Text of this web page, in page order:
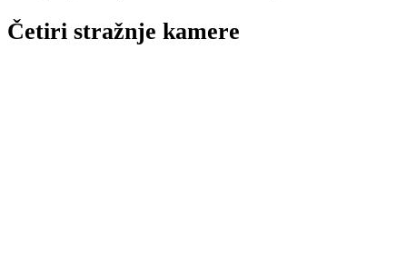
Četiri stražnje kamere